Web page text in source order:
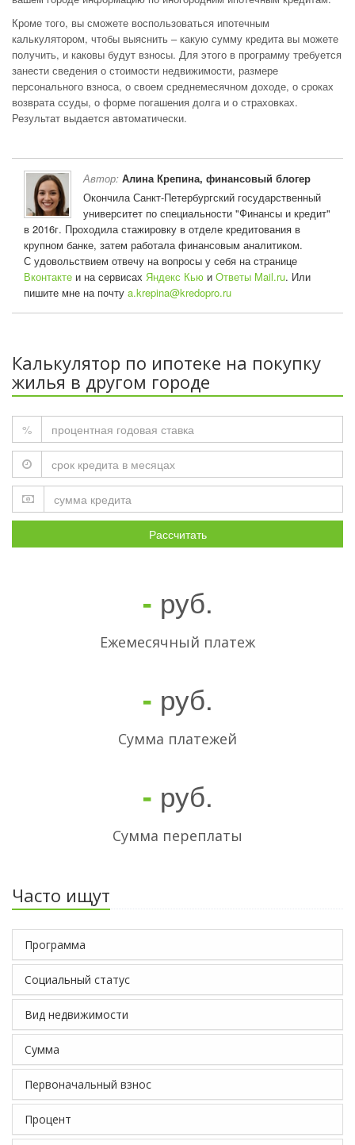
Кроме того, вы сможете воспользоваться ипотечным
калькулятором, чтобы выяснить – какую сумму кредита вы можете
получить, и каковы будут взносы. Для этого в программу требуется
занести сведения о стоимости недвижимости, размере
персонального взноса, о своем среднемесячном доходе, о сроках
возврата ссуды, о форме погашения долга и о страховках.
Результат выдается автоматически.
Автор: Алина Крепина, финансовый блогер
Окончила Санкт-Петербургский государственный
университет по специальности "Финансы и кредит"
в 2016г. Проходила стажировку в отделе кредитования в
крупном банке, затем работала финансовым аналитиком.
С удовольствием отвечу на вопросы у себя на странице
Вконтакте и на сервисах Яндекс Кью и Ответы Mail.ru. Или
пишите мне на почту a.krepina@kredopro.ru
Калькулятор по ипотеке на покупку
жилья в другом городе
%
Рассчитать
- руб.
Ежемесячный платеж
- руб.
Cумма платежей
- руб.
Сумма переплаты
Часто ищут
Программа
Социальный статус
Вид недвижимости
Сумма
Первоначальный взнос
Процент